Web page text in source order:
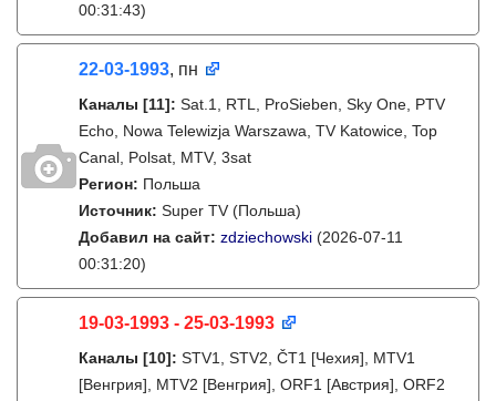
00:31:43)
22-03-1993, пн
Каналы [11]: Sat.1, RTL, ProSieben, Sky One, PTV
Echo, Nowa Telewizja Warszawa, TV Katowice, Top
Canal, Polsat, MTV, 3sat
Регион: Польша
Источник: Super TV (Польша)
Добавил на сайт: zdziechowski (2026-07-11
00:31:20)
19-03-1993 - 25-03-1993
Каналы [10]: STV1, STV2, ČT1 [Чехия], MTV1
[Венгрия], MTV2 [Венгрия], ORF1 [Австрия], ORF2